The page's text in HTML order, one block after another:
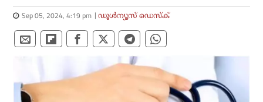
Sep 05, 2024, 4:19 pm ഡൂള്‍ന്യൂസ് ഡെസ്‌ക്